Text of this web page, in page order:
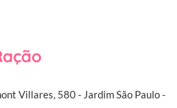
Villares, 580 - Jardim São Paulo -